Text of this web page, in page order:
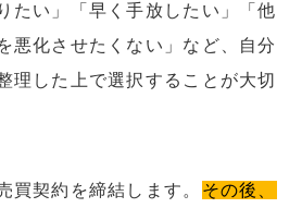
たい」「早く手放したい」「他
悪化させたくない」など、自分
理した上で選択することが大切
買契約を締結します。 その後、